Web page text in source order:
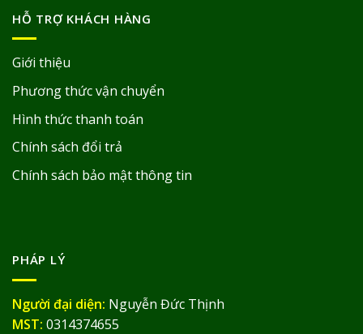
HỖ TRỢ KHÁCH HÀNG
Giới thiệu
Phương thức vận chuyển
Hình thức thanh toán
Chính sách đổi trả
Chính sách bảo mật thông tin
PHÁP LÝ
Người đại diện: Nguyễn Đức Thịnh
MST: 0314374655